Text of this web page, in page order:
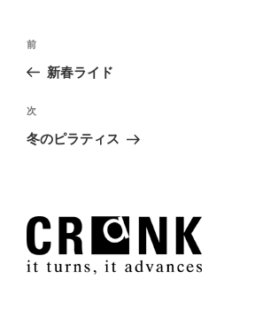
投
ビ
ゲ
ン
過
去
投
稿
前
新春ライド
次
の
次
冬のピラティス